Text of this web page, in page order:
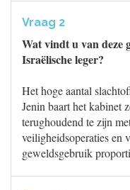
Vraag 2
Wat vindt u van deze
Israëlische leger?
Het hoge aantal
Jenin baart het kabinet
terughoudend te zijn
veiligheidsoperaties en
geweldsgebruik